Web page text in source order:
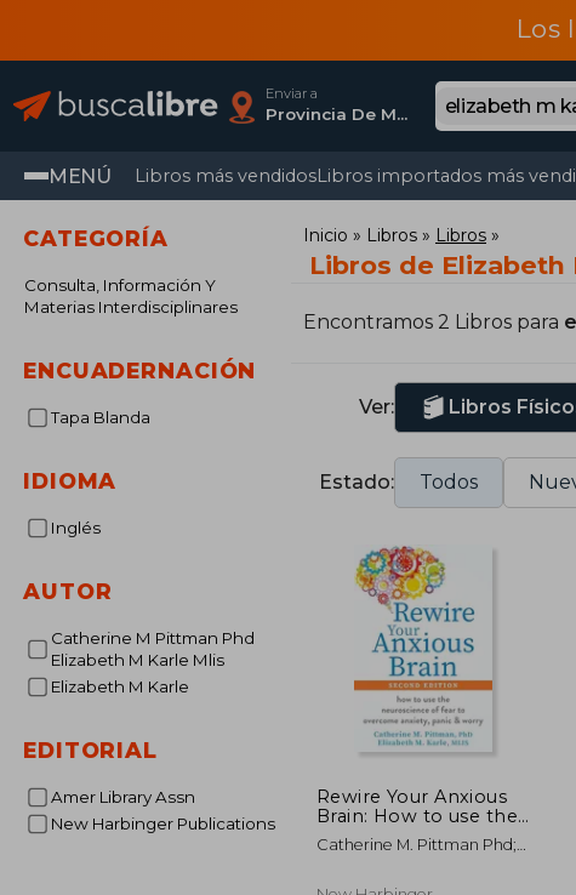
Los
Enviar a
Provincia De Madrid
MENÚ Libros más vendidosLibros importados más
CATEGORÍA
Consulta, Información Y
Materias Interdisciplinares
ENCUADERNACIÓN
Tapa Blanda
IDIOMA
Inglés
AUTOR
Catherine M Pittman Phd
Elizabeth M Karle Mlis
Elizabeth M Karle
EDITORIAL
Amer Library Assn
New Harbinger Publications
Inicio Libros Libros
Libros de Elizabeth
Encontramos 2 Libros para
Ver: Libros
Estado: Todos
Rewire Your Anxious
Brain: How to use the
Neuroscience of Fear
to Overcome Anxiety,
Catherine M. Pittman Phd;